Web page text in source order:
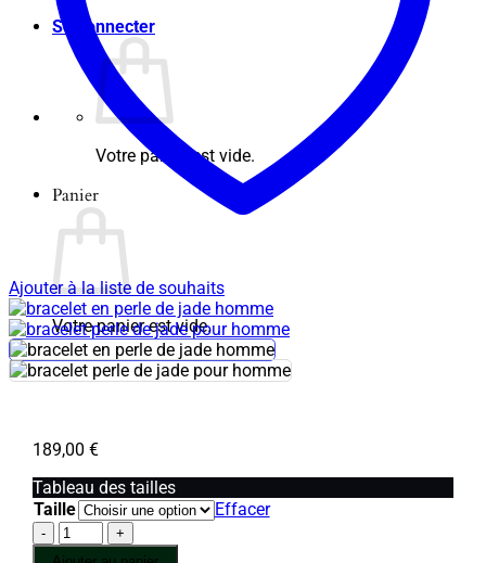
Se connecter
Votre panier est vide.
Panier
Votre panier est vide.
Ajouter à la liste de souhaits
189,00 €
Tableau des tailles
Taille
Effacer
quantité
de